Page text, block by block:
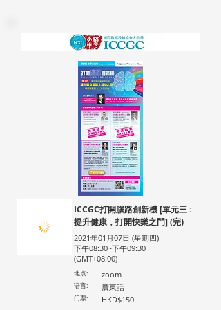
ICCGC打開腦路創新機 [單元三 :
提升健康，打開快樂之門] (完)
2021年01月07日 (星期四)
下午08:30~下午09:30
(GMT+08:00)
地点: zoom
语言: 廣東話
门票: HKD$150